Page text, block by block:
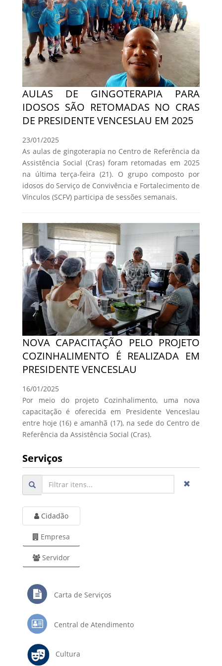
AULAS DE GINGOTERAPIA PARA
IDOSOS SÃO RETOMADAS NO CRAS
DE PRESIDENTE VENCESLAU EM 2025
23/01/2025
As aulas de gingoterapia no Centro de Referência da
Assistência Social (Cras) foram retomadas em 2025
na última terça-feira (21). O grupo composto por
idosos do Serviço de Convivência e Fortalecimento de
Vínculos (SCFV) participa de sessões semanais.
NOVA CAPACITAÇÃO PELO PROJETO
COZINHALIMENTO É REALIZADA EM
PRESIDENTE VENCESLAU
16/01/2025
Por meio do projeto Cozinhalimento, uma nova
capacitação é oferecida em Presidente Venceslau
entre hoje (16) e amanhã (17), na sede do Centro de
Referência da Assistência Social (Cras).
Serviços
Cidadão
Empresa
Servidor
Carta de Serviços
Central de Atendimento
Cultura